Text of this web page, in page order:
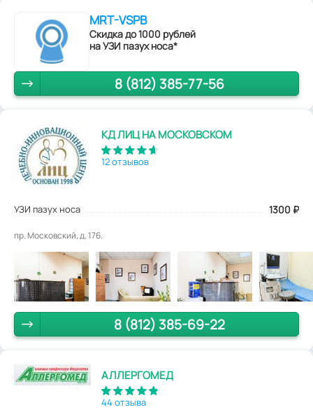
MRT-VSPB
Скидка до 1000 рублей
на УЗИ пазух носа*
8 (812) 385-77-56
КД ЛИЦ НА МОСКОВСКОМ
12 отзывов
УЗИ пазух носа 1300 ₽
пр. Московский, д. 176.
8 (812) 385-69-22
АЛЛЕРГОМЕД
44 отзыва